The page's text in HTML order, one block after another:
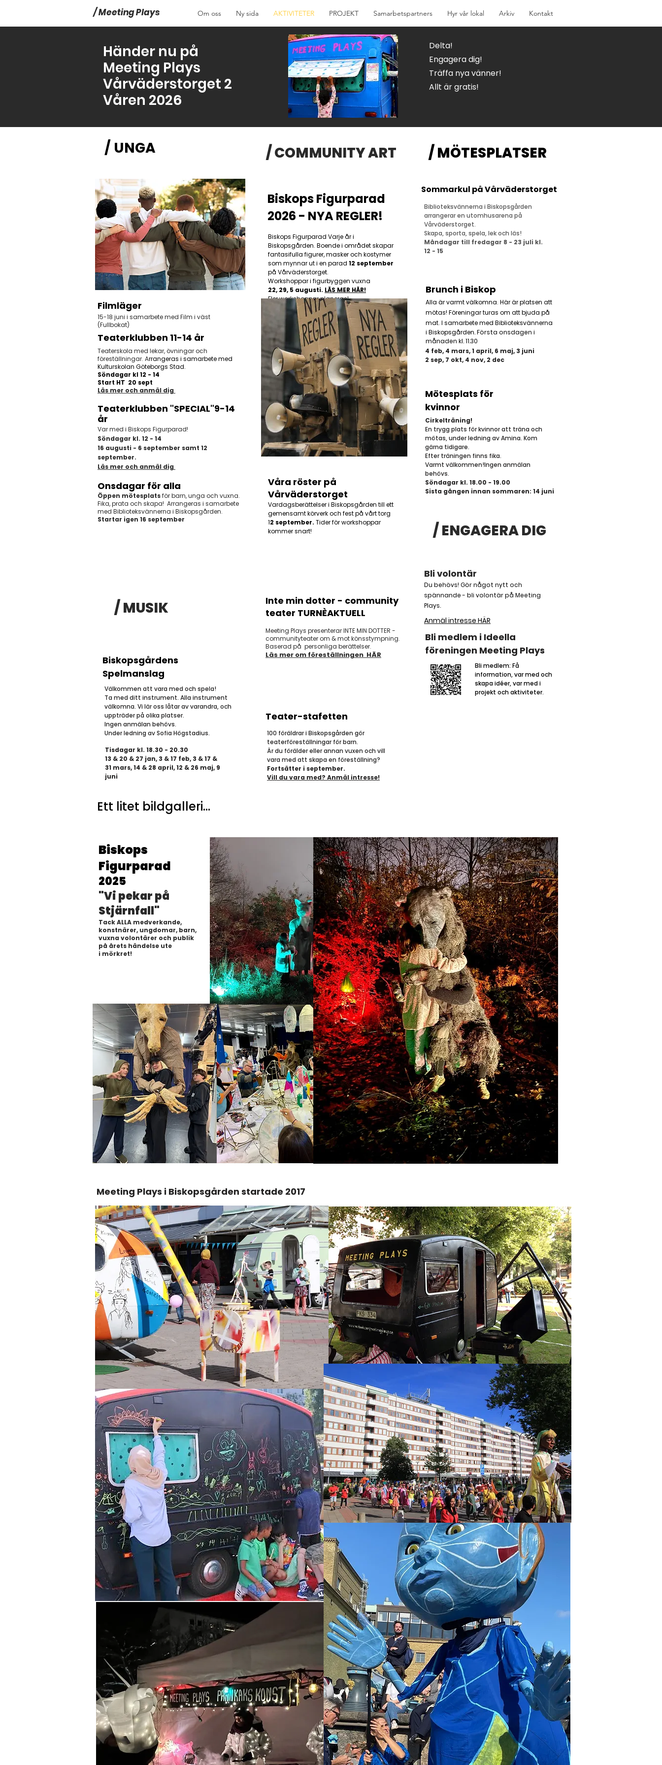
Meeting Plays
Meeting Plays
/ Meeting Plays Om oss Ny sida AKTIVITETER PROJEKT Samarbetspartners Hyr vår lokal Arkiv Kontakt
Händer nu på
Meeting Plays
Vårväderstorget 2
Våren 2026
Delta!
Engagera dig!
Träffa nya vänner!
Allt är gratis!
/ COMMUNITY ART
/ UNGA / MÖTESPLATSER
Filmläger
15-18 juni i samarbete med Film i väst
(Fullbokat)
Teaterklubben 11-14 år
Teaterskola med lekar, övningar och
föreställningar. Arrangeras i samarbete med
Kulturskolan Göteborgs Stad.
Söndagar kl 12 - 14
Start HT 20 sept
Läs mer och anmäl dig
Teaterklubben "SPECIAL"9-14
år
Var med i Biskops Figurparad!
Söndagar kl. 12 - 14
16 augusti - 6 september samt 12
september.
Läs mer och anmäl dig
Onsdagar för alla​
Öppen mötesplatsför barn, unga och vuxna.
Fika, prata och skapa! Arrangeras i samarbete
med Biblioteksvännerna i Biskopsgården.
Startar igen 16 september
/ MUSIK
Biskopsgårdens
Spelmanslag
Välkommen att vara med och spela!
Ta med ditt instrument. Alla instrument
välkomna. Vi lär oss låtar av varandra, och
uppträder på olika platser.
Ingen anmälan behövs.
Under ledning av Sofia Högstadius.
Tisdagar kl. 18.30 - 20.30
13 & 20 & 27 jan, 3 & 17 feb, 3 & 17 &
31 mars, 14 & 28 april, 12 & 26 maj, 9
juni
Biskops Figurparad
2026 - NYA REGLER!
Biskops Figurparad Varje år i
Biskopsgården. Boende i området skapar
fantasifulla figurer, masker och kostymer
som mynnar ut i en parad 12 september
på Vårväderstorget.
Workshoppar i figurbyggen vuxna
22, 29, 5 augusti. LÄS MER HÄR!
Fler workshoppar planeras!
Våra röster på
Vårväderstorget
Vardagsberättelser i Biskopsgården till ett
gemensamt körverk och fest på vårt torg
12 september. Tider för workshoppar
kommer snart!
Inte min dotter - community
teater TURNÈAKTUELL
Meeting Plays presenterar INTE MIN DOTTER -
communityteater om & mot könsstympning.
Baserad på personliga berättelser.​
Läs mer om föreställningen HÄR
Teater-stafetten
100 föräldrar i Biskopsgården gör
teaterföreställningar för barn.
Är du förälder eller annan vuxen och vill
vara med att skapa en föreställning?
Fortsätter i september.
Vill du vara med? Anmäl intresse!
Sommarkul på Vårväderstorget
Biblioteksvännerna i Biskopsgården
arrangerar en utomhusarena på
Vårväderstorget.
Skapa, sporta, spela, lek och läs!
Måndagar till fredagar 8 - 23 juli kl.
12 - 15
Brunch i Biskop
Alla är varmt välkomna. Här är platsen att
mötas! Föreningar turas om att bjuda på
mat. I samarbete med Biblioteksvännerna
i Biskopsgården. Första onsdagen i
månaden kl. 11.30
4 feb, 4 mars,1 april, 6 maj, 3 juni
2 sep, 7 okt, 4 nov, 2 dec
Mötesplats för
kvinnor
Cirkelträning!
En trygg plats för kvinnor att träna och
mötas, under ledning av Amina. Kom
gärna tidigare.
Efter träningen finns fika.
Varmt välkommen!Ingen anmälan
behövs.
Söndagar kl. 18.00 - 19.00
Sista gången innan sommaren: 14 juni
/ ENGAGERA DIG
​​​​​​​Bli volontär
Du behövs! Gör något nytt och
spännande - bli volontär på Meeting
Plays.
Anmäl intresse HÄR
Bli medlem i Ideella
föreningen Meeting Plays
Bli medlem: Få
information, var med och
skapa idéer, var med i
projekt och aktiviteter.
Ett litet bildgalleri...
Biskops
Figurparad
2025
"Vi pekar på
Stjärnfall"
Tack ALLA medverkande,
konstnärer, ungdomar, barn,
vuxna volontärer och publik
på årets händelse ute
i mörkret!
Meeting Plays i Biskopsgården startade 2017